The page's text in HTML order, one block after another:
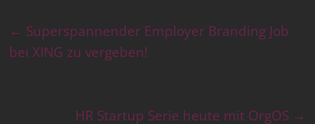
← Superspannender Employer Branding Job
bei XING zu vergeben!
HR Startup Serie heute mit OrgOS →